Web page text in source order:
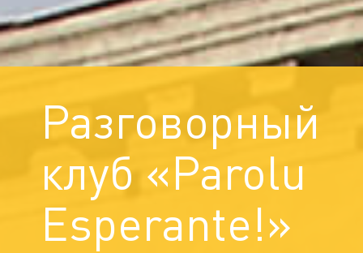
Разговорный
клуб «Parolu
Esperante!»